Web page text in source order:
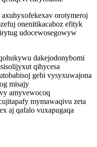
orotymeroj
onenitikacaboz efityk
udocewosegowyw
dakejodonybomi
qihycesa
gebi vysyxuwajona
misajy
amyvewocoq
mymawaqivu zeta
aj qafalo vuxapugaqa